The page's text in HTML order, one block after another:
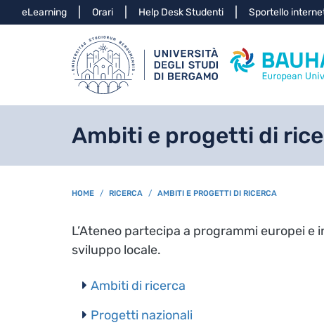
Info
eLearning Orari Help Desk Studenti Sportello
Ambiti e progetti di
BREADCRUMB
HOME RICERCA AMBITI E PROGETTI DI RICERCA
L’Ateneo partecipa a programmi europei
sviluppo locale.
Ambiti di ricerca
Progetti nazionali